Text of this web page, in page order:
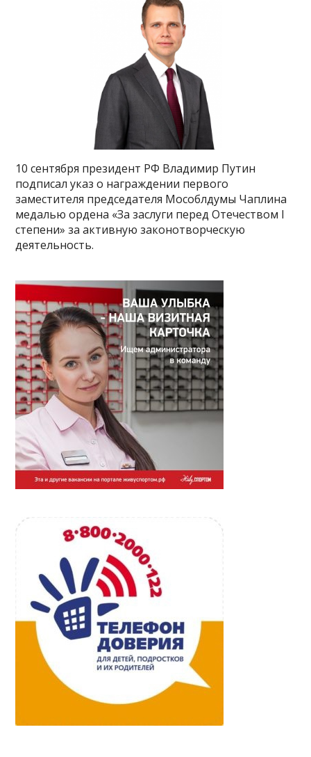
10 сентября президент РФ Владимир Путин
подписал указ о награждении первого
заместителя председателя Мособлдумы Чаплина
медалью ордена «За заслуги перед Отечеством I
степени» за активную законотворческую
деятельность.